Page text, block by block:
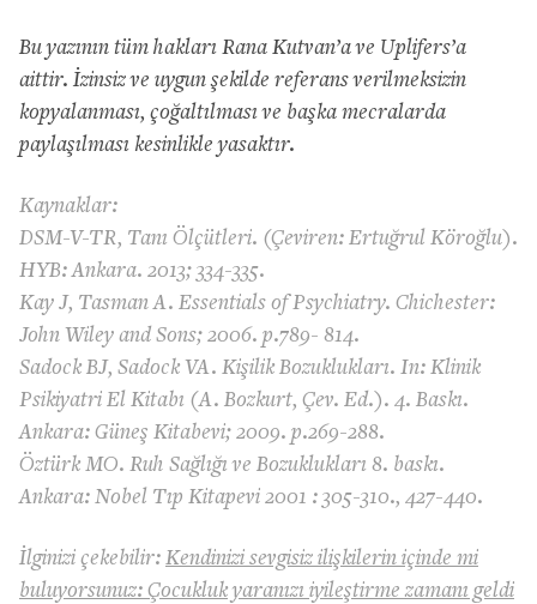
Bu yazının tüm hakları Rana Kutvan’a ve Uplifers’a
aittir. İzinsiz ve uygun şekilde referans verilmeksizin
kopyalanması, çoğaltılması ve başka mecralarda
paylaşılması kesinlikle yasaktır.
Kaynaklar:
DSM-V-TR, Tanı Ölçütleri. (Çeviren: Ertuğrul Köroğlu).
HYB: Ankara. 2013; 334-335.
Kay J, Tasman A. Essentials of Psychiatry. Chichester:
John Wiley and Sons; 2006. p.789- 814.
Sadock BJ, Sadock VA. Kişilik Bozuklukları. In: Klinik
Psikiyatri El Kitabı (A. Bozkurt, Çev. Ed.). 4. Baskı.
Ankara: Güneş Kitabevi; 2009. p.269-288.
Öztürk MO. Ruh Sağlığı ve Bozuklukları 8. baskı.
Ankara: Nobel Tıp Kitapevi 2001 : 305-310., 427-440.
İlginizi çekebilir: Kendinizi sevgisiz ilişkilerin içinde mi
buluyorsunuz: Çocukluk yaranızı iyileştirme zamanı geldi